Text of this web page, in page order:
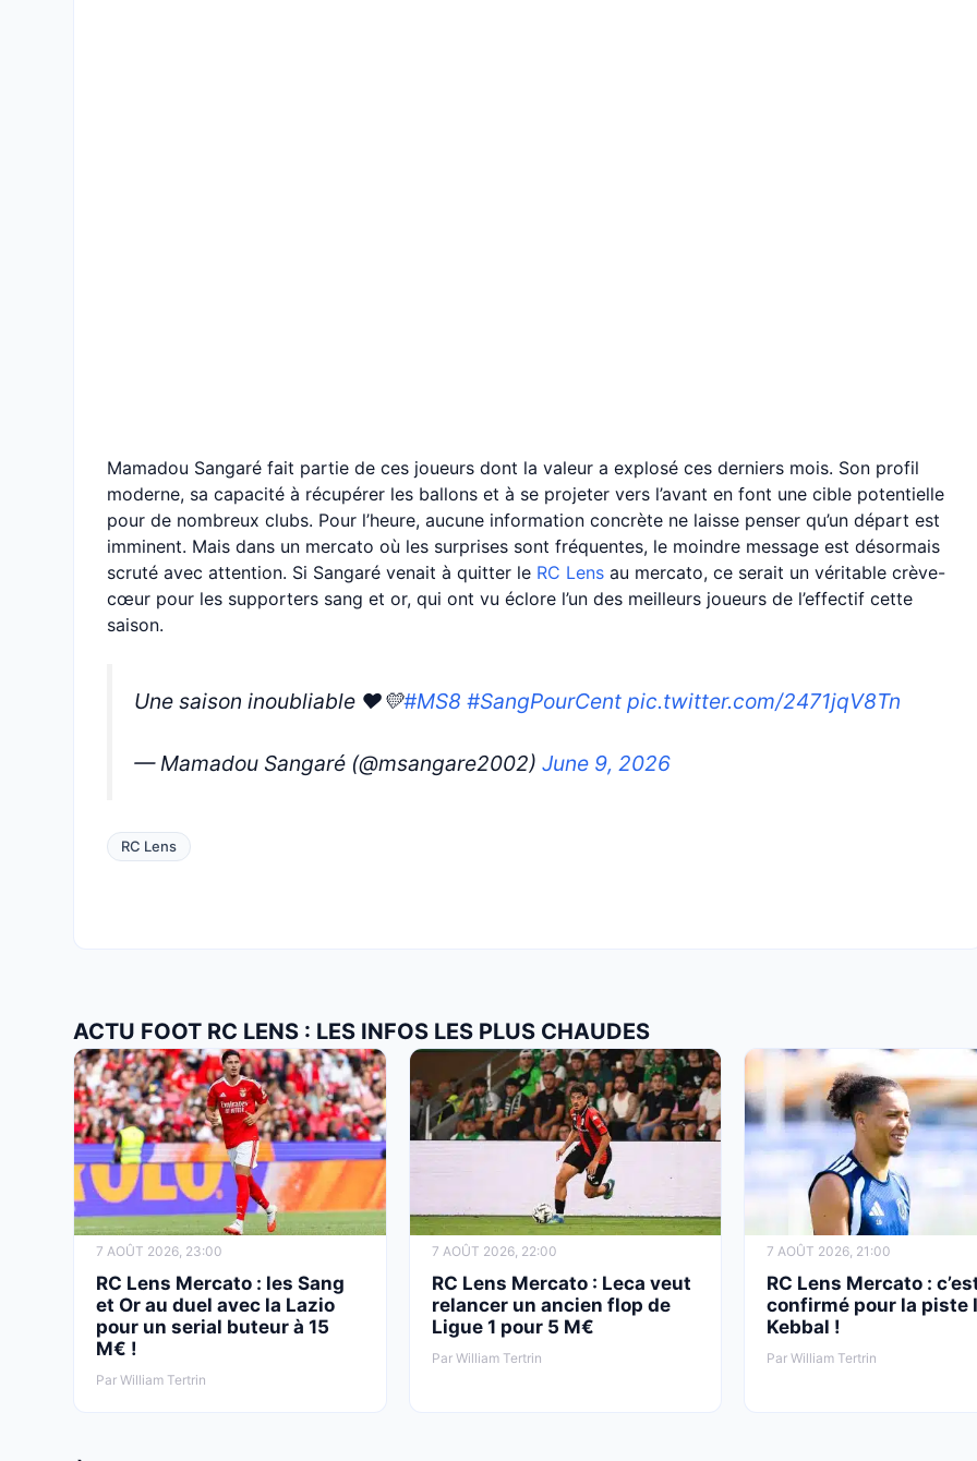
Mamadou Sangaré fait partie de ces joueurs dont la valeur a explosé ces derniers mois. Son profil
moderne, sa capacité à récupérer les ballons et à se projeter vers l’avant en font une cible potentielle
pour de nombreux clubs. Pour l’heure, aucune information concrète ne laisse penser qu’un départ est
imminent. Mais dans un mercato où les surprises sont fréquentes, le moindre message est désormais
scruté avec attention. Si Sangaré venait à quitter le RC Lens au mercato, ce serait un véritable crève-
cœur pour les supporters sang et or, qui ont vu éclore l’un des meilleurs joueurs de l’effectif cette
saison.
Une saison inoubliable ❤️💛#MS8 #SangPourCent pic.twitter.com/2471jqV8Tn
— Mamadou Sangaré (@msangare2002) June 9, 2026
RC Lens
ACTU FOOT RC LENS : LES INFOS LES PLUS CHAUDES
7 AOÛT 2026, 23:00
RC Lens Mercato : les Sang
et Or au duel avec la Lazio
pour un serial buteur à 15
M€ !
Par William Tertrin
7 AOÛT 2026, 22:00
RC Lens Mercato : Leca veut
relancer un ancien flop de
Ligue 1 pour 5 M€
Par William Tertrin
7 AOÛT 2026, 21:00
RC Lens Mercato :
confirmé pour la piste
Kebbal !
Par William Tertrin